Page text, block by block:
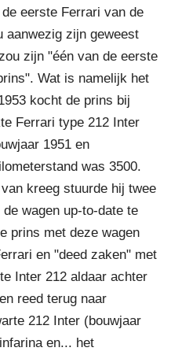
eerste Ferrari van de
aanwezig zijn geweest
zijn "één van de eerste
Wat is namelijk het
kocht de prins bij
Ferrari type 212 Inter
1951 en
was 3500.
kreeg stuurde hij twee
wagen up-to-date te
prins met deze wagen
en "deed zaken" met
Inter 212 aldaar achter
reed terug naar
212 Inter (bouwjaar
en... het